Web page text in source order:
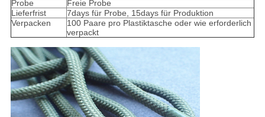
Probe
Freie Probe
Lieferfrist
7days für Probe, 15days für Produktion
Verpacken
100 Paare pro Plastiktasche oder wie erforderlich
verpackt